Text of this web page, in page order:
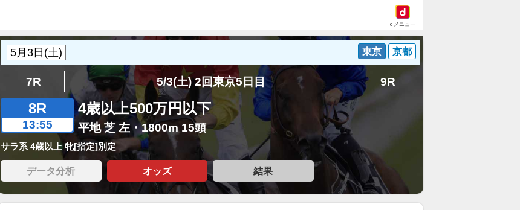
dメニュー
東京 京都
7R 5/3(土) 2回東京5日目 9R
8R
13:55
4歳以上500万円以下
平地 芝 左・1800m 15頭
サラ系 4歳以上 牝[指定]別定
データ分析 オッズ 結果